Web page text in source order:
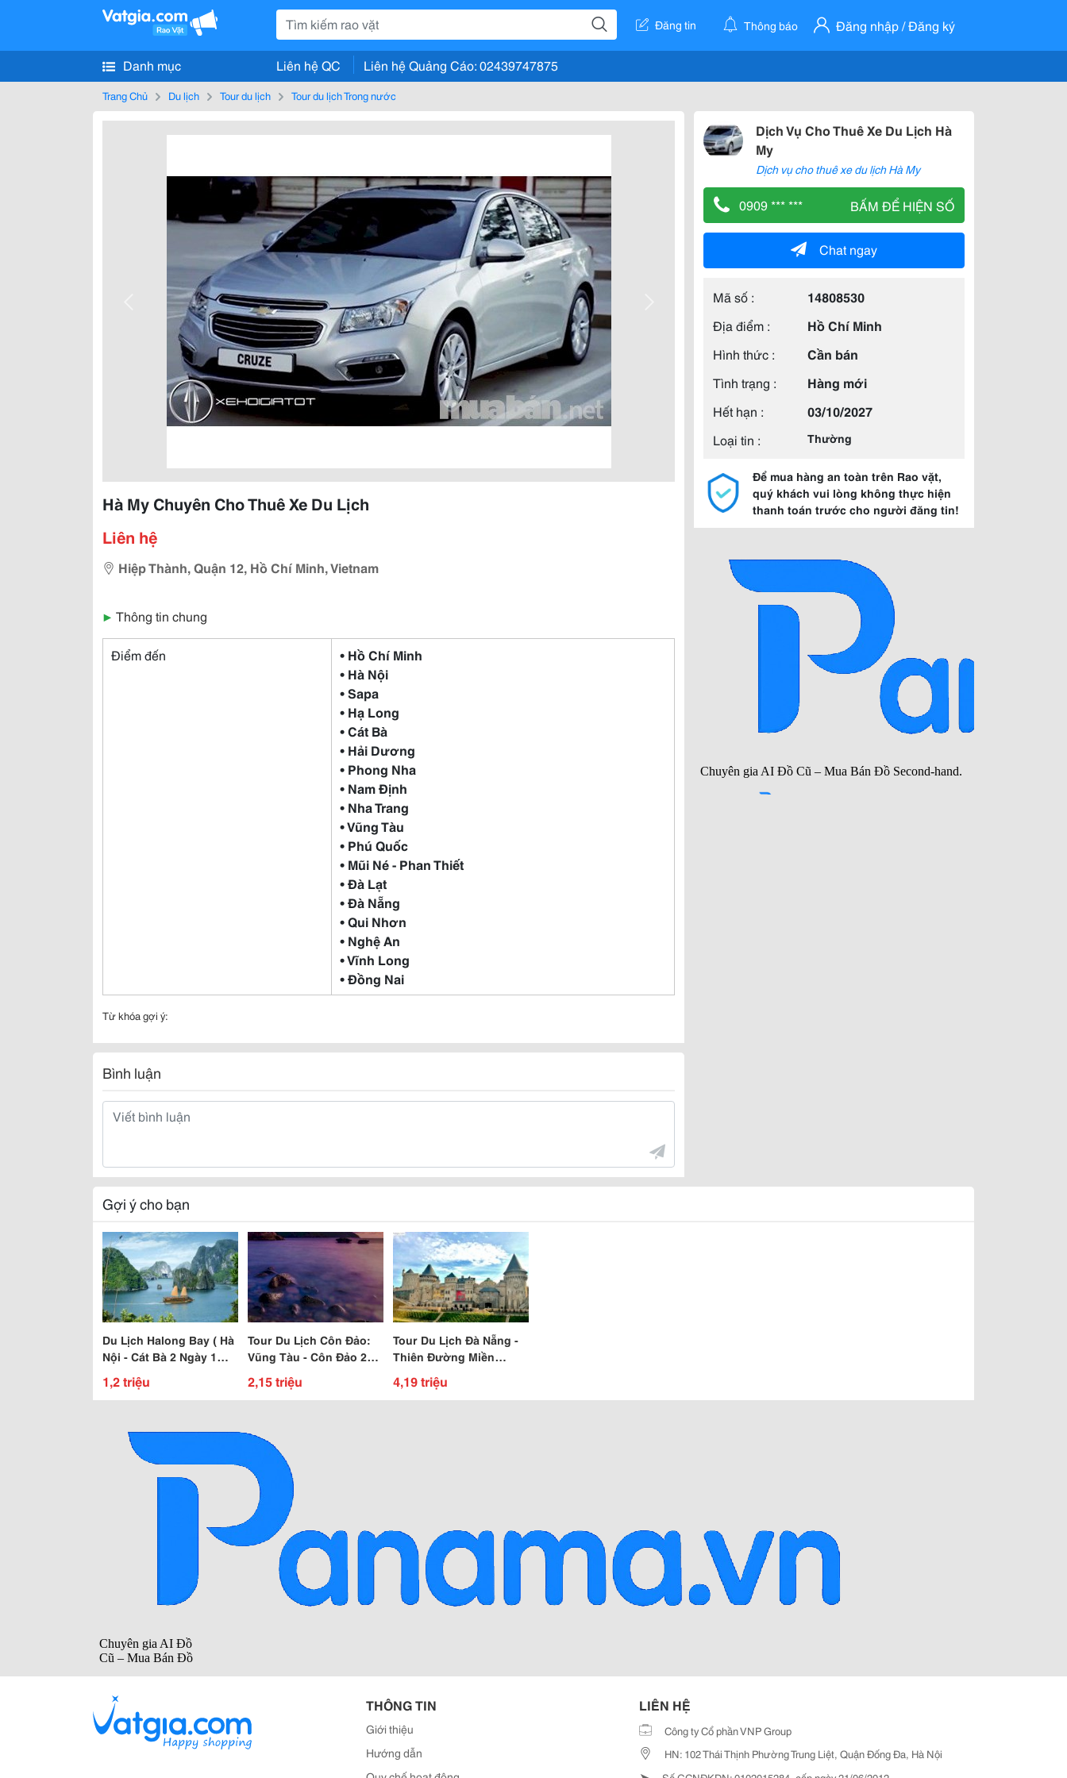
Đăng tin Thông báo Đăng nhập / Đăng ký
Danh mục Liên hệ QC Liên hệ Quảng Cáo: 02439747875
Trang Chủ Du lịch Tour du lịch Tour du lịch Trong nước
Hà My Chuyên Cho Thuê Xe Du Lịch
Liên hệ
Hiệp Thành, Quận 12, Hồ Chí Minh, Vietnam
▶ Thông tin chung
Điểm đến
• Hồ Chí Minh
• Hà Nội
• Sapa
• Hạ Long
• Cát Bà
• Hải Dương
• Phong Nha
• Nam Định
• Nha Trang
• Vũng Tàu
• Phú Quốc
• Mũi Né - Phan Thiết
• Đà Lạt
• Đà Nẵng
• Qui Nhơn
• Nghệ An
• Vĩnh Long
• Đồng Nai
Từ khóa gợi ý:
Bình luận
Dịch Vụ Cho Thuê Xe Du Lịch Hà
My
Dịch vụ cho thuê xe du lịch Hà My
0909 *** *** BẤM ĐỂ HIỆN SỐ
Chat ngay
Mã số :
14808530
Địa điểm :
Hồ Chí Minh
Hình thức :
Cần bán
Tình trạng :
Hàng mới
Hết hạn :
03/10/2027
Loại tin :
Thường
Để mua hàng an toàn trên Rao vặt,
quý khách vui lòng không thực hiện
thanh toán trước cho người đăng tin!
Gợi ý cho bạn
Du Lịch Halong Bay ( Hà
Nội - Cát Bà 2 Ngày 1
Đêm)
1,2 triệu
Tour Du Lịch Côn Đảo:
Vũng Tàu - Côn Đảo 2
Ngày 3 Đêm
2,15 triệu
Tour Du Lịch Đà Nẵng -
Thiên Đường Miền
Trung Giá Rẻ Chỉ Từ
4,190,000 Vnd
4,19 triệu
THÔNG TIN
Giới thiệu
Hướng dẫn
LIÊN HỆ
Công ty Cổ phần VNP Group
HN: 102 Thái Thịnh Phường Trung Liệt, Quận Đống Đa, Hà Nội